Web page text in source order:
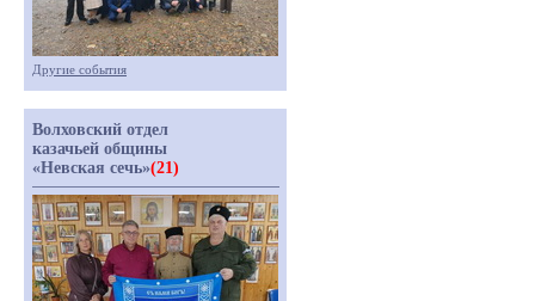
Другие события
Волховский отдел
казачьей общины
«Невская сечь»(21)